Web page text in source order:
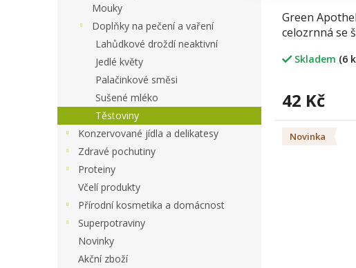
Mouky
Doplňky na pečení a vaření
Lahůdkové droždí neaktivní
Jedlé květy
Palačinkové směsi
Sušené mléko
Těstoviny
Konzervované jídla a delikatesy
Zdravé pochutiny
Proteiny
Včelí produkty
Přírodní kosmetika a domácnost
Superpotraviny
Novinky
Akční zboží
Green
celozrnná se
Skladem (6
42 Kč
Novinka